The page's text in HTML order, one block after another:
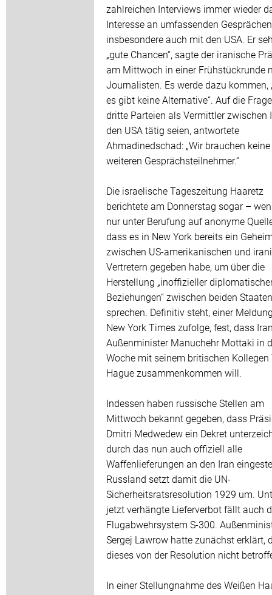
zahlreichen Interviews immer wieder
Interesse an umfassenden Gesprächen
insbesondere auch mit den USA. Er
„gute Chancen“, sagte der iranische
am Mittwoch in einer Frühstückrunde
Journalisten. Es werde dazu kommen,
es gibt keine Alternative“. Auf die
dritte Parteien als Vermittler zwischen
den USA tätig seien, antwortete
Ahmadinedschad: „Wir brauchen keine
weiteren Gesprächsteilnehmer.“
Die israelische Tageszeitung Haaretz
berichtete am Donnerstag sogar –
nur unter Berufung auf anonyme
dass es in New York bereits ein
zwischen US-amerikanischen und
Vertretern gegeben habe, um über die
Herstellung „inoffizieller
Beziehungen“ zwischen beiden
sprechen. Definitiv steht, einer
New York Times zufolge, fest, dass
Außenminister Manuchehr Mottaki in
Woche mit seinem britischen
Hague zusammenkommen will.
Indessen haben russische Stellen am
Mittwoch bekannt gegeben, dass
Dmitri Medwedew ein Dekret
durch das nun auch offiziell alle
Waffenlieferungen an den Iran
Russland setzt damit die UN-
Sicherheitsratsresolution 1929 um.
jetzt verhängte Lieferverbot fällt auch
Flugabwehrsystem S-300.
Sergej Lawrow hatte zunächst erklärt,
dieses von der Resolution nicht
In einer Stellungnahme des Weißen